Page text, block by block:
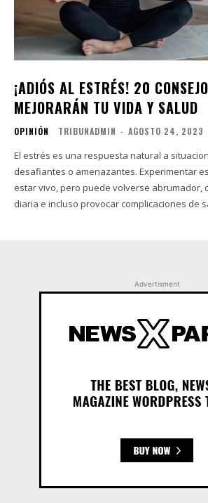
¡ADIÓS AL ESTRÉS! 20
MEJORARÁN TU VIDA Y SALUD
OPINIÓN TRIBUNADMIN - AGOSTO 24, 2023
El estrés es una respuesta natural a
desafiantes o amenazantes. Experimentar
estar vivo, pero puede volverse abrumador,
diaria e incluso provocar complicaciones de
Advertisment